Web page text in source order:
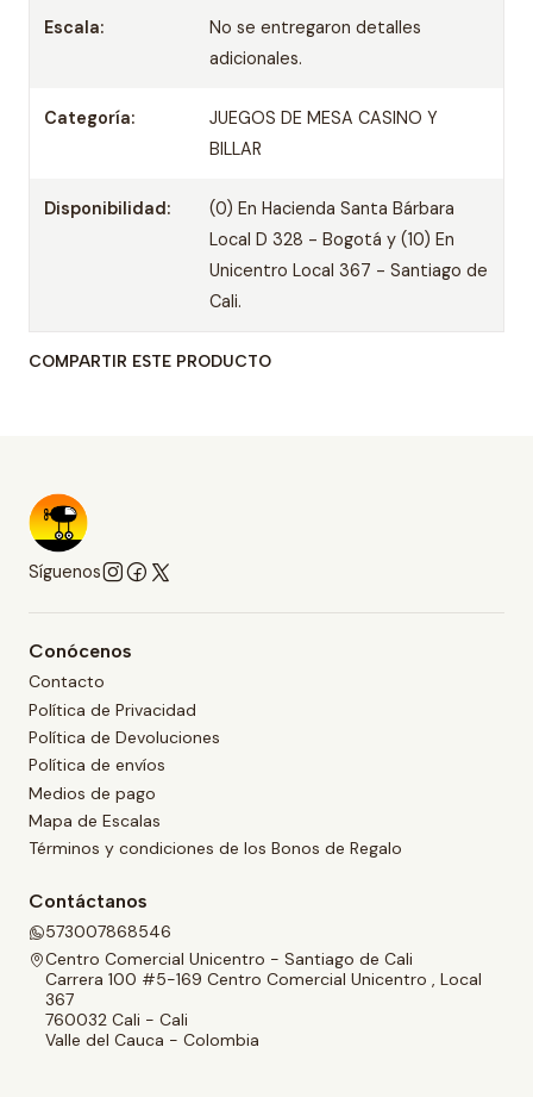
Escala:
No se entregaron detalles
adicionales.
Categoría:
JUEGOS DE MESA CASINO Y
BILLAR
Disponibilidad:
(0) En Hacienda Santa Bárbara
Local D 328 - Bogotá y (10) En
Unicentro Local 367 - Santiago de
Cali.
COMPARTIR ESTE PRODUCTO
Síguenos
Conócenos
Contacto
Política de Privacidad
Política de Devoluciones
Política de envíos
Medios de pago
Mapa de Escalas
Términos y condiciones de los Bonos de Regalo
Contáctanos
573007868546
Centro Comercial Unicentro - Santiago de Cali
Carrera 100 #5-169 Centro Comercial Unicentro , Local
367
760032 Cali - Cali
Valle del Cauca - Colombia